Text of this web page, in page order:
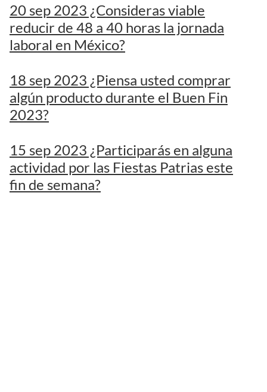
20 sep 2023 ¿Consideras viable
reducir de 48 a 40 horas la jornada
laboral en México?
18 sep 2023 ¿Piensa usted comprar
algún producto durante el Buen Fin
2023?
15 sep 2023 ¿Participarás en alguna
actividad por las Fiestas Patrias este
fin de semana?